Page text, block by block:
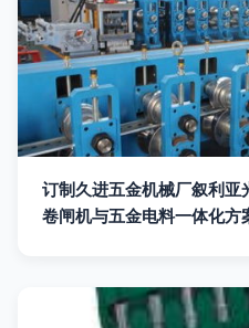
订制久进五金机械厂叙利
卷闸机与五金电料一体化方